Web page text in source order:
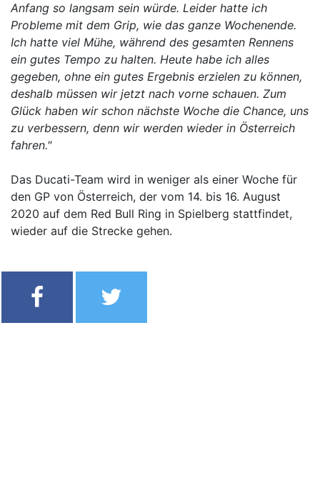
Anfang so langsam sein würde. Leider hatte ich
Probleme mit dem Grip, wie das ganze Wochenende.
Ich hatte viel Mühe, während des gesamten Rennens
ein gutes Tempo zu halten. Heute habe ich alles
gegeben, ohne ein gutes Ergebnis erzielen zu können,
deshalb müssen wir jetzt nach vorne schauen. Zum
Glück haben wir schon nächste Woche die Chance, uns
zu verbessern, denn wir werden wieder in Österreich
fahren."
Das Ducati-Team wird in weniger als einer Woche für
den GP von Österreich, der vom 14. bis 16. August
2020 auf dem Red Bull Ring in Spielberg stattfindet,
wieder auf die Strecke gehen.